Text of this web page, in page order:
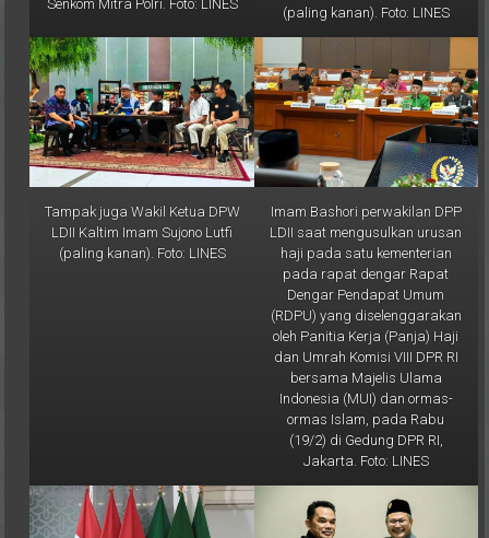
Tampak juga Wakil Ketua DPW
LDII Kaltim Imam Sujono Lutfi
(paling kanan). Foto: LINES
Imam Bashori perwakilan DPP
LDII saat mengusulkan urusan
haji pada satu kementerian
pada rapat dengar Rapat
Dengar Pendapat Umum
(RDPU) yang diselenggarakan
oleh Panitia Kerja (Panja) Haji
dan Umrah Komisi VIII DPR RI
bersama Majelis Ulama
Indonesia (MUI) dan ormas-
ormas Islam, pada Rabu
(19/2) di Gedung DPR RI,
Jakarta. Foto: LINES